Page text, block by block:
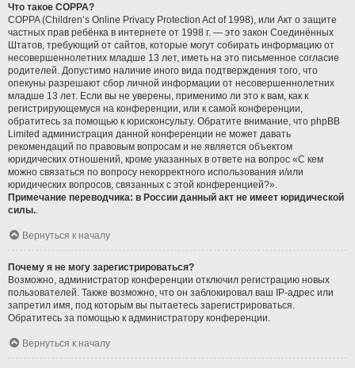
Что такое COPPA?
COPPA (Children’s Online Privacy Protection Act of 1998), или Акт о защите
частных прав ребёнка в интернете от 1998 г. — это закон Соединённых
Штатов, требующий от сайтов, которые могут собирать информацию от
несовершеннолетних младше 13 лет, иметь на это письменное согласие
родителей. Допустимо наличие иного вида подтверждения того, что
опекуны разрешают сбор личной информации от несовершеннолетних
младше 13 лет. Если вы не уверены, применимо ли это к вам, как к
регистрирующемуся на конференции, или к самой конференции,
обратитесь за помощью к юрисконсульту. Обратите внимание, что phpBB
Limited администрация данной конференции не может давать
рекомендаций по правовым вопросам и не является объектом
юридических отношений, кроме указанных в ответе на вопрос «С кем
можно связаться по вопросу некорректного использования и/или
юридических вопросов, связанных с этой конференцией?».
Примечание переводчика: в России данный акт не имеет юридической
силы.
Вернуться к началу
Почему я не могу зарегистрироваться?
Возможно, администратор конференции отключил регистрацию новых
пользователей. Также возможно, что он заблокировал ваш IP-адрес или
запретил имя, под которым вы пытаетесь зарегистрироваться.
Обратитесь за помощью к администратору конференции.
Вернуться к началу